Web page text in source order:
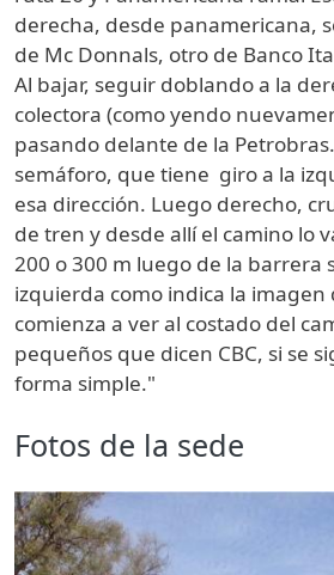
derecha, desde panamericana,
de Mc Donnals, otro de Banco
Al bajar, seguir doblando a la
colectora (como yendo
pasando delante de la
semáforo, que tiene giro a la
esa dirección. Luego derecho,
de tren y desde allí el camino lo
200 o 300 m luego de la barrera
izquierda como indica la imagen
comienza a ver al costado del
pequeños que dicen CBC, si se
forma simple."
Fotos de la sede